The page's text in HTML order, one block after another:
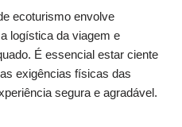
ecoturismo envolve
logística da viagem e
É essencial estar ciente
exigências físicas das
segura e agradável.